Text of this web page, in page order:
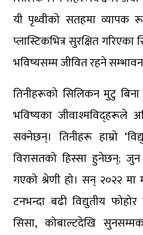
यी पृथ्वीको सतहमा व्यापक
प्लास्टिकभित्र सुरक्षित
भविष्यसम्म जीवित रहने
तिनीहरूको सिलिकन मुटु
भविष्यका जीवाश्मविद्हरूले
सक्नेछन्। तिनीहरू हाम्रो
विरासतको हिस्सा हुनेछन्;
गएको श्रेणी हो। सन् २०२२
टनभन्दा बढी विद्युतीय
सिसा, कोबाल्टदेखि